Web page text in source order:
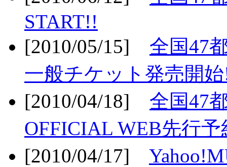
START!!
[2010/05/15] 全国47
一般チケット発売開
[2010/04/18] 全国47
OFFICIAL WEB先行
[2010/04/17]